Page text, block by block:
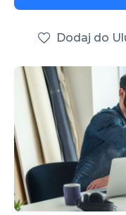
Dodaj do